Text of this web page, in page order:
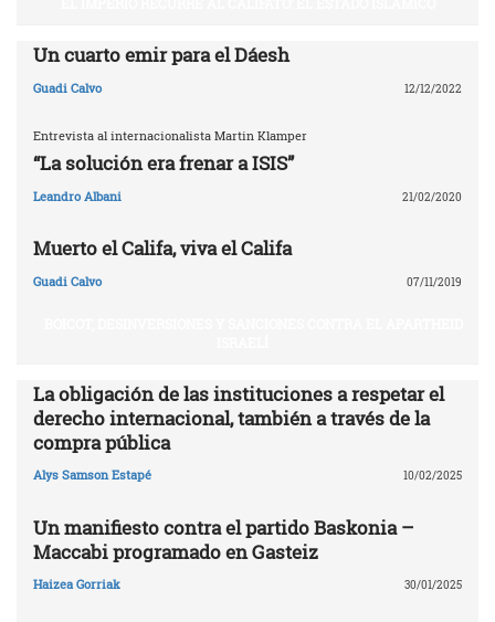
Un cuarto emir para el Dáesh
Guadi Calvo 12/12/2022
Entrevista al internacionalista Martin Klamper
“La solución era frenar a ISIS”
Leandro Albani 21/02/2020
Muerto el Califa, viva el Califa
Guadi Calvo 07/11/2019
La obligación de las instituciones a respetar el
derecho internacional, también a través de la
compra pública
Alys Samson Estapé 10/02/2025
Un manifiesto contra el partido Baskonia –
Maccabi programado en Gasteiz
Haizea Gorriak 30/01/2025